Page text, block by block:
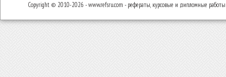
Copyright © 2010-2026 - www.refsru.com - рефераты, курсовые и дипломные работы